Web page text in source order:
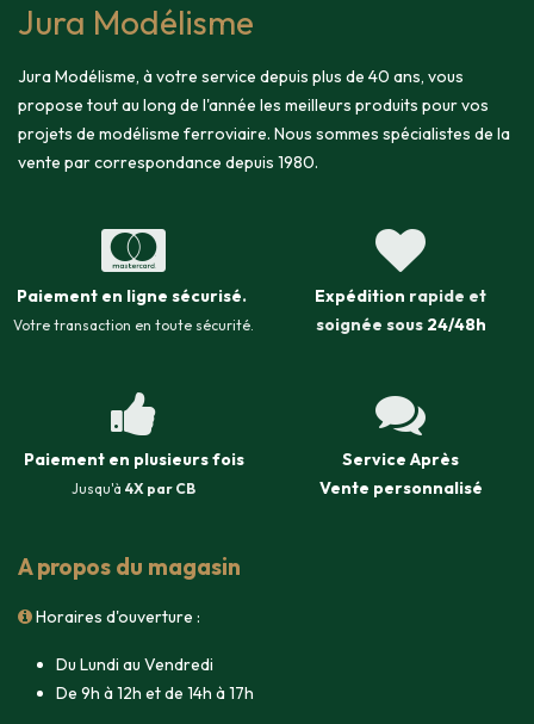
Jura Modélisme
Jura Modélisme, à votre service depuis plus de 40 ans, vous
propose tout au long de l'année les meilleurs produits pour vos
projets de modélisme ferroviaire. Nous sommes spécialistes de la
vente par correspondance depuis 1980.
Paiement en ligne sécurisé.
Votre transaction en toute sécurité.
Expédition rapide et
soignée sous 24/48h
Paiement en plusieurs fois
Jusqu'à 4X par CB
Service Après
Vente personnalisé
A propos du magasin
Horaires d'ouverture :
Du Lundi au Vendredi
De 9h à 12h et de 14h à 17h